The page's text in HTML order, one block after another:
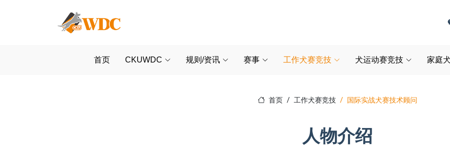
首页 CKUWDC 规则/资讯 赛事 工作犬赛竞技 犬运动赛竞技 家庭
首页 工作犬赛竞技 国际实战犬赛技术顾问
人物介绍